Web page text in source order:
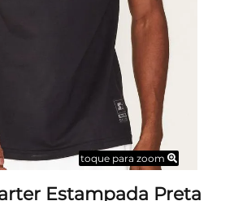
toque para zoom
Estampada Preta